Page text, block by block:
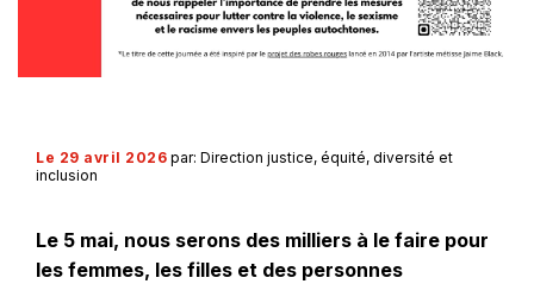
Le 29 avril 2026 par: Direction justice, équité, diversité et
inclusion
Le 5 mai, nous serons des milliers à le faire pour
les femmes, les filles et des personnes